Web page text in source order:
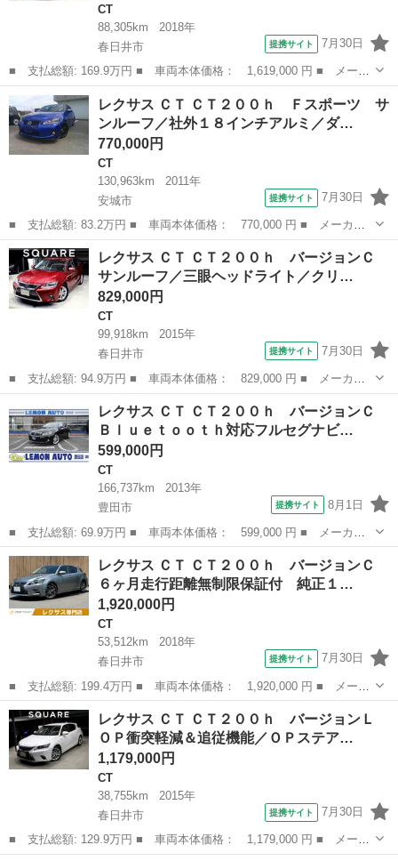
CT
88,305km
2018年
春日井市
提携サイト 7月30日
■ 支払総額: 169.9万円 ■ 車両本体価格： 1,619,000 円 ■ メーカ
ー名： レクサス ■ 車種名： ＣＴ ■ グレード名： ＣＴ２００
ｈ バージョンＣ ＯＰハーフレザー／ＯＰソナー／ＯＰシートヒー
ター＆メ...
愛知 春日井市
レクサス ＣＴ ＣＴ２００ｈ Ｆスポーツ サ
ンルーフ／社外１８インチアルミ／ダ…
770,000円
CT
130,963km
2011年
安城市
提携サイト 7月30日
■ 支払総額: 83.2万円 ■ 車両本体価格： 770,000 円 ■ メーカー
名： レクサス ■ 車種名： ＣＴ ■ グレード名： ＣＴ２００
ｈ Ｆスポーツ サンルーフ／社外１８インチアルミ／ダウンサス／
ナビモニター黄...
愛知 安城市 CT
レクサス ＣＴ ＣＴ２００ｈ バージョンＣ
サンルーフ／三眼ヘッドライト／クリ…
829,000円
CT
99,918km
2015年
春日井市
提携サイト 7月30日
■ 支払総額: 94.9万円 ■ 車両本体価格： 829,000 円 ■ メーカー
名： レクサス ■ 車種名： ＣＴ ■ グレード名： ＣＴ２００
ｈ バージョンＣ サンルーフ／三眼ヘッドライト／クリアランスソ
ナー／衝突軽減...
レクサス ＣＴ ＣＴ２００ｈ バージョンＣ
Ｂｌｕｅｔｏｏｔｈ対応フルセグナビ…
599,000円
CT
166,737km
2013年
豊田市
提携サイト 8月1日
■ 支払総額: 69.9万円 ■ 車両本体価格： 599,000 円 ■ メーカー
名： レクサス ■ 車種名： ＣＴ ■ グレード名： ＣＴ２００
ｈ バージョンＣ Ｂｌｕｅｔｏｏｔｈ対応フルセグナビ バックカ
メラ ＥＴＣ ...
愛知 豊田市 CT
レクサス ＣＴ ＣＴ２００ｈ バージョンＣ
６ヶ月走行距離無制限保証付 純正１…
1,920,000円
CT
53,512km
2018年
春日井市
提携サイト 7月30日
■ 支払総額: 199.4万円 ■ 車両本体価格： 1,920,000 円 ■ メーカ
ー名： レクサス ■ 車種名： ＣＴ ■ グレード名： ＣＴ２００
ｈ バージョンＣ ６ヶ月走行距離無制限保証付 純正１０．３イン
チナビ ...
愛知 春日井市
レクサス ＣＴ ＣＴ２００ｈ バージョンＬ
ＯＰ衝突軽減＆追従機能／ＯＰステア…
1,179,000円
CT
38,755km
2015年
春日井市
提携サイト 7月30日
■ 支払総額: 129.9万円 ■ 車両本体価格： 1,179,000 円 ■ メーカ
ー名： レクサス ■ 車種名： ＣＴ ■ グレード名： ＣＴ２００